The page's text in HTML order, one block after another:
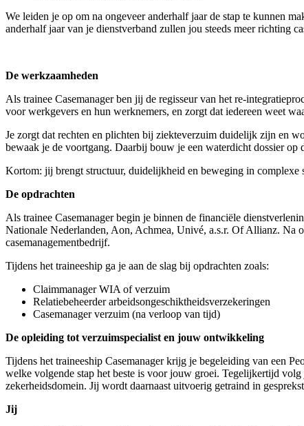
We leiden je op om na ongeveer anderhalf jaar de stap te kunnen
anderhalf jaar van je dienstverband zullen jou steeds meer richting
De werkzaamheden
Als trainee Casemanager ben jij de regisseur van het re-
voor werkgevers en hun werknemers, en zorgt dat iedereen weet
Je zorgt dat rechten en plichten bij ziekteverzuim duidelijk zijn en
bewaak je de voortgang. Daarbij bouw je een waterdicht dossier op
Kortom: jij brengt structuur, duidelijkheid en beweging in
De opdrachten
Als trainee Casemanager begin je binnen de financiële
Nationale Nederlanden, Aon, Achmea, Univé, a.s.r. Of Allianz. Na
casemanagementbedrijf.
Tijdens het traineeship ga je aan de slag bij opdrachten zoals:
Claimmanager WIA of verzuim
Relatiebeheerder arbeidsongeschiktheidsverzekeringen
Casemanager verzuim (na verloop van tijd)
De opleiding tot verzuimspecialist en jouw ontwikkeling
Tijdens het traineeship Casemanager krijg je begeleiding van een
welke volgende stap het beste is voor jouw groei. Tegelijkertijd
zekerheidsdomein. Jij wordt daarnaast uitvoerig getraind in
Jij